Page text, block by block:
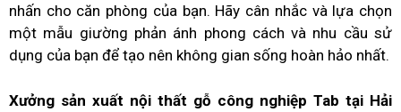
nhấn cho căn phòng của bạn. Hãy cân nhắc và lựa chọn
một mẫu giường phản ánh phong cách và nhu cầu sử
dụng của bạn để tạo nên không gian sống hoàn hảo nhất.
Xưởng sản xuất nội thất gỗ công nghiệp Tab tại Hải